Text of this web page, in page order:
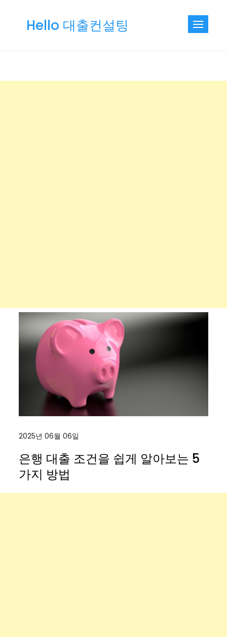
Hello 대출컨설팅
2025년 06월 06일
은행 대출 조건을 쉽게 알아보는 5
가지 방법